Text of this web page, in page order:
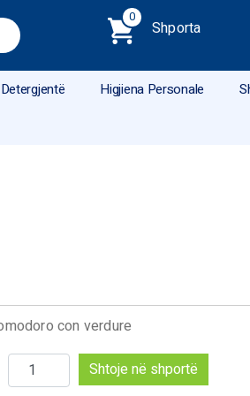
0
Shporta
Detergjentë Higjiena Personale
con verdure
Sasi
Delizie
Shtoje në shportë